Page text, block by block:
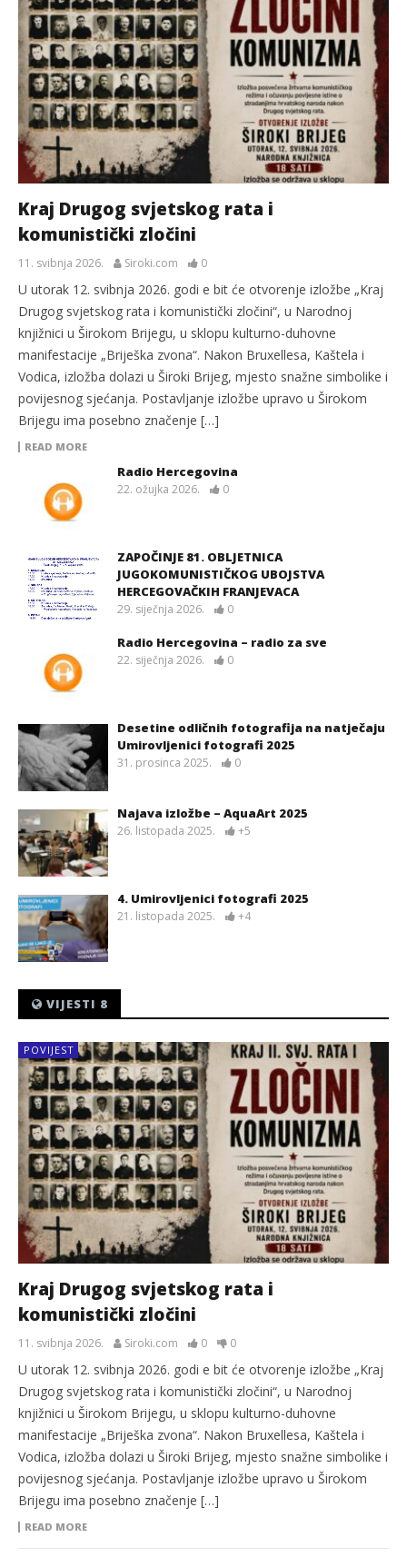
Kraj Drugog svjetskog rata i
komunistički zločini
11. svibnja 2026. Siroki.com 0
U utorak 12. svibnja 2026. godi e bit će otvorenje izložbe „Kraj
Drugog svjetskog rata i komunistički zločini“, u Narodnoj
knjižnici u Širokom Brijegu, u sklopu kulturno-duhovne
manifestacije „Briješka zvona“. Nakon Bruxellesa, Kaštela i
Vodica, izložba dolazi u Široki Brijeg, mjesto snažne simbolike i
povijesnog sjećanja. Postavljanje izložbe upravo u Širokom
Brijegu ima posebno značenje […]
READ MORE
Radio Hercegovina
22. ožujka 2026. 0
ZAPOČINJE 81. OBLJETNICA
JUGOKOMUNISTIČKOG UBOJSTVA
HERCEGOVAČKIH FRANJEVACA
29. siječnja 2026. 0
Radio Hercegovina – radio za sve
22. siječnja 2026. 0
Desetine odličnih fotografija na natječaju
Umirovljenici fotografi 2025
31. prosinca 2025. 0
Najava izložbe – AquaArt 2025
26. listopada 2025. +5
4. Umirovljenici fotografi 2025
21. listopada 2025. +4
VIJESTI 8
POVIJEST
Kraj Drugog svjetskog rata i
komunistički zločini
11. svibnja 2026. Siroki.com 0 0
U utorak 12. svibnja 2026. godi e bit će otvorenje izložbe „Kraj
Drugog svjetskog rata i komunistički zločini“, u Narodnoj
knjižnici u Širokom Brijegu, u sklopu kulturno-duhovne
manifestacije „Briješka zvona“. Nakon Bruxellesa, Kaštela i
Vodica, izložba dolazi u Široki Brijeg, mjesto snažne simbolike i
povijesnog sjećanja. Postavljanje izložbe upravo u Širokom
Brijegu ima posebno značenje […]
READ MORE